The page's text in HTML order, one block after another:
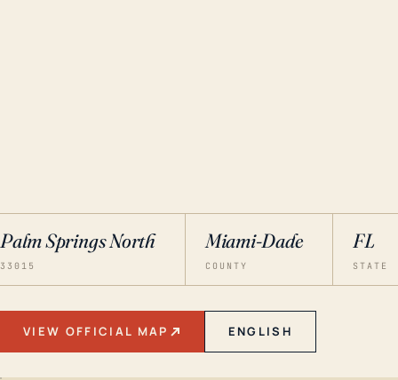
Palm Springs North
33015
Miami-Dade
COUNTY
FL
STATE
VIEW OFFICIAL MAP ENGLISH